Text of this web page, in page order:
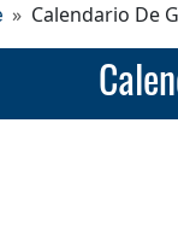
Calendario De